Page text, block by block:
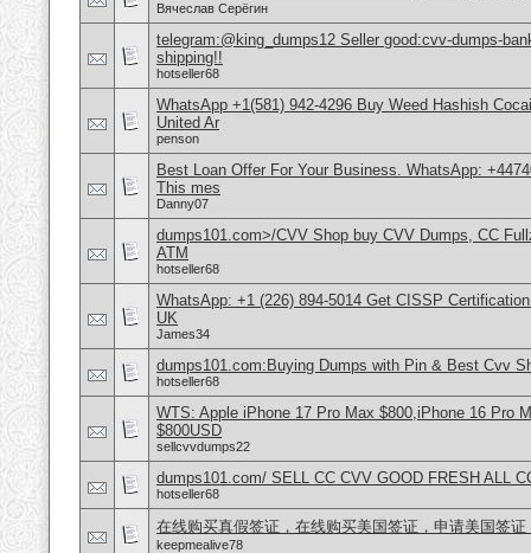
Вячеслав Серёгин
telegram:@king_dumps12 Seller good:cvv-dumps-
shipping!!
hotseller68
WhatsApp +1(581) 942-4296 Buy Weed Hashish
United Ar
penson
Best Loan Offer For Your Business. WhatsApp:
This mes
Danny07
dumps101.com>/CVV Shop buy CVV Dumps, CC
ATM
hotseller68
WhatsApp: +1 (226) 894-5014​ Get CISSP
UK
James34
dumps101.com:Buying Dumps with Pin & Best Cvv
hotseller68
WTS: Apple iPhone 17 Pro Max $800,iPhone 16 Pro
$800USD
sellcvvdumps22
dumps101.com/ SELL CC CVV GOOD FRESH ALL
hotseller68
在线购买真假签证，在线购买美国签证，申请美国签证
keepmealive78